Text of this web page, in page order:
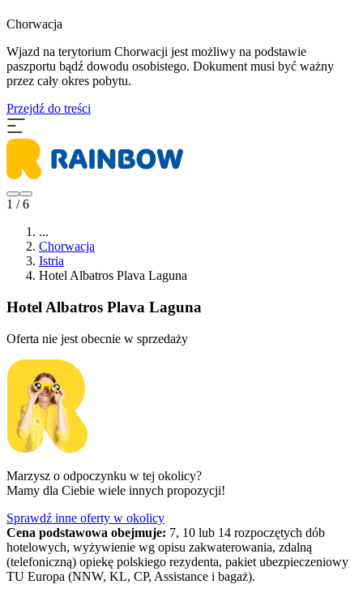
Chorwacja
Wjazd na terytorium Chorwacji jest możliwy na podstawie
paszportu bądź dowodu osobistego. Dokument musi być ważny
przez cały okres pobytu.
Przejdź do treści
1 / 6
...
Chorwacja
Istria
Hotel Albatros Plava Laguna
Hotel Albatros Plava Laguna
Oferta nie jest obecnie w sprzedaży
Marzysz o odpoczynku w tej okolicy?
Mamy dla Ciebie wiele innych propozycji!
Sprawdź inne oferty w okolicy
Cena podstawowa obejmuje: 7, 10 lub 14 rozpoczętych dób
hotelowych, wyżywienie wg opisu zakwaterowania, zdalną
(telefoniczną) opiekę polskiego rezydenta, pakiet ubezpieczeniowy
TU Europa (NNW, KL, CP, Assistance i bagaż).